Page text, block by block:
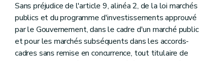
Sans préjudice de l'article 9, alinéa 2, de la loi marchés
publics et du programme d'investissements approuvé
par le Gouvernement, dans le cadre d'un marché public
et pour les marchés subséquents dans les accords-
cadres sans remise en concurrence, tout titulaire de